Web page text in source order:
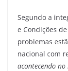
Segundo a
e Condições
problemas
nacional com
acontecendo